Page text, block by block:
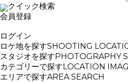
クイック検索
会員登録
ログイン
ロケ地を探すSHOOTING
スタジオを探すPHOTOGRAPHY
カテゴリーで探すLOCATION
エリアで探すAREA SEARCH